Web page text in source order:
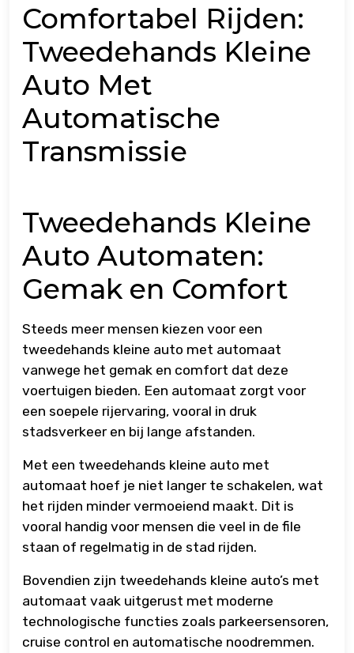
Comfortabel Rijden:
Tweedehands Kleine
Auto Met
Automatische
Transmissie
Tweedehands Kleine
Auto Automaten:
Gemak en Comfort
Steeds meer mensen kiezen voor een
tweedehands kleine auto met automaat
vanwege het gemak en comfort dat deze
voertuigen bieden. Een automaat zorgt voor
een soepele rijervaring, vooral in druk
stadsverkeer en bij lange afstanden.
Met een tweedehands kleine auto met
automaat hoef je niet langer te schakelen, wat
het rijden minder vermoeiend maakt. Dit is
vooral handig voor mensen die veel in de file
staan of regelmatig in de stad rijden.
Bovendien zijn tweedehands kleine auto’s met
automaat vaak uitgerust met moderne
technologische functies zoals parkeersensoren,
cruise control en automatische noodremmen.